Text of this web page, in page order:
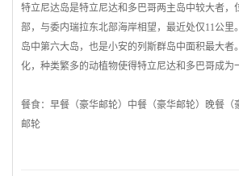
特立尼达岛是特立尼达和多巴哥两主岛中较大者，
部，与委内瑞拉东北部海岸相望，最近处仅11公里
岛中第六大岛，也是小安的列斯群岛中面积最大者
化，种类繁多的动植物使得特立尼达和多巴哥成为
餐食：早餐（豪华邮轮）中餐（豪华邮轮）晚餐（
邮轮